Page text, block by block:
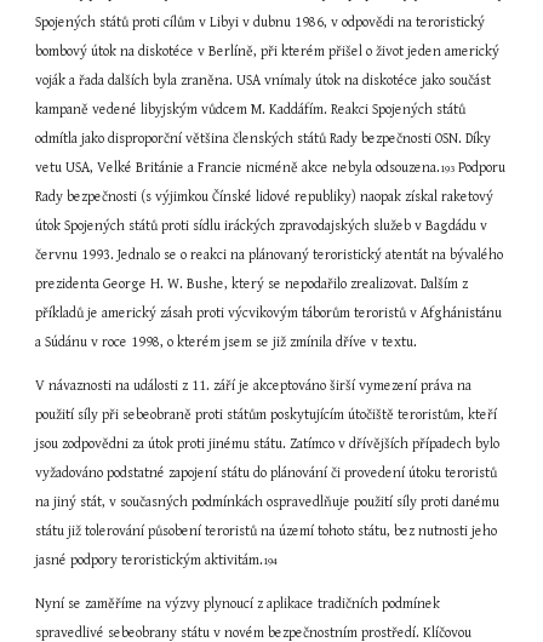
Spojených států proti cílům v Libyi v dubnu 1986, v odpovědi na teroristický
bombový útok na diskotéce v Berlíně, při kterém přišel o život jeden americký
voják a řada dalších byla zraněna. USA vnímaly útok na diskotéce jako součást
kampaně vedené libyjským vůdcem M. Kaddáfím. Reakci Spojených států
odmítla jako disproporční většina členských států Rady bezpečnosti OSN. Díky
vetu USA, Velké Británie a Francie nicméně akce nebyla odsouzena.193 Podporu
Rady bezpečnosti (s výjimkou Čínské lidové republiky) naopak získal raketový
útok Spojených států proti sídlu iráckých zpravodajských služeb v Bagdádu v
červnu 1993. Jednalo se o reakci na plánovaný teroristický atentát na bývalého
prezidenta George H. W. Bushe, který se nepodařilo zrealizovat. Dalším z
příkladů je americký zásah proti výcvikovým táborům teroristů v Afghánistánu
a Súdánu v roce 1998, o kterém jsem se již zmínila dříve v textu.
V návaznosti na události z 11. září je akceptováno širší vymezení práva na
použití síly při sebeobraně proti státům poskytujícím útočiště teroristům, kteří
jsou zodpovědni za útok proti jinému státu. Zatímco v dřívějších případech bylo
vyžadováno podstatné zapojení státu do plánování či provedení útoku teroristů
na jiný stát, v současných podmínkách ospravedlňuje použití síly proti danému
státu již tolerování působení teroristů na území tohoto státu, bez nutnosti jeho
jasné podpory teroristickým aktivitám.194
Nyní se zaměříme na výzvy plynoucí z aplikace tradičních podmínek
spravedlivé sebeobrany státu v novém bezpečnostním prostředí. Klíčovou